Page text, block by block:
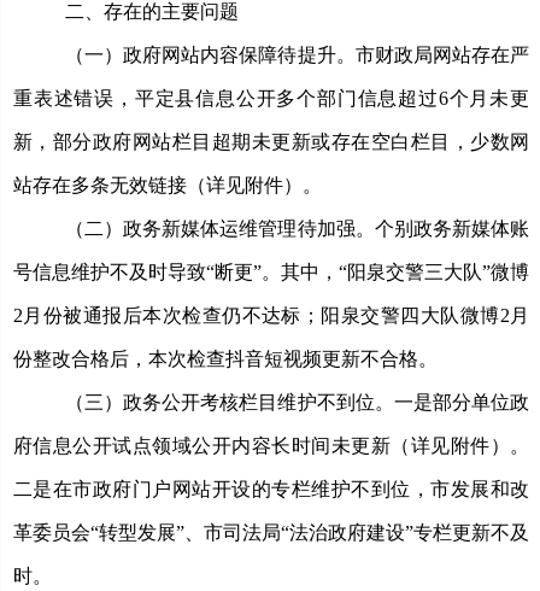
二、存在的主要问题
（一）政府网站内容保障待提升。 市财政局网站存在严
重表述错误，平定县信息公开多个部门信息超过6个月未更
新，部分政府网站栏目超期未更新或存在空白栏目，少数网
站存在多条无效链接（详见附件）。
（二）政务新媒体运维管理待加强。 个别政务新媒体账
号信息维护不及时导致“断更”。其中，“阳泉交警三大队”微博
2月份被通报后本次检查仍不达标；阳泉交警四大队微博2月
份整改合格后，本次检查抖音短视频更新不合格。
（三）政务公开考核栏目维护不到位。 一是部分单位政
府信息公开试点领域公开内容长时间未更新（详见附件）。
二是在市政府门户网站开设的专栏维护不到位，市发展和改
革委员会“转型发展”、市司法局“法治政府建设”专栏更新不及
时。